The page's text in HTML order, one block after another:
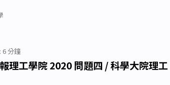
6 分鐘
理工學院 2020 問題四 / 科學大院理工